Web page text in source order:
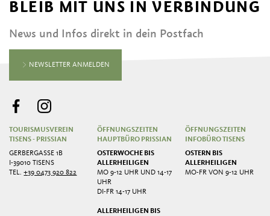
BLEIB MIT UNS IN VERBINDUNG
News und Infos direkt in dein Postfach
NEWSLETTER ANMELDEN
TOURISMUSVEREIN
TISENS - PRISSIAN
GERBERGASSE 1B
I-39010 TISENS
TEL.+39 0473 920 822
ÖFFNUNGSZEITEN
HAUPTBÜRO PRISSIAN
OSTERWOCHE BIS
ALLERHEILIGEN
MO 9-12 UHR UND 14-17
UHR
DI-FR 14-17 UHR
ALLERHEILIGEN BIS
ÖFFNUNGSZEITEN
INFOBÜRO TISENS
OSTERN BIS
ALLERHEILIGEN
MO-FR VON 9-12 UHR